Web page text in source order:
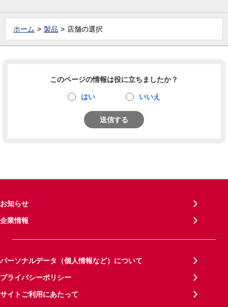
ホーム 製品 店舗の選択
このページの情報は役に立ちましたか？
はい いいえ
送信する
お知らせ
企業情報
パーソナルデータ（個人情報など）について
プライバシーポリシー
サイトご利用にあたって